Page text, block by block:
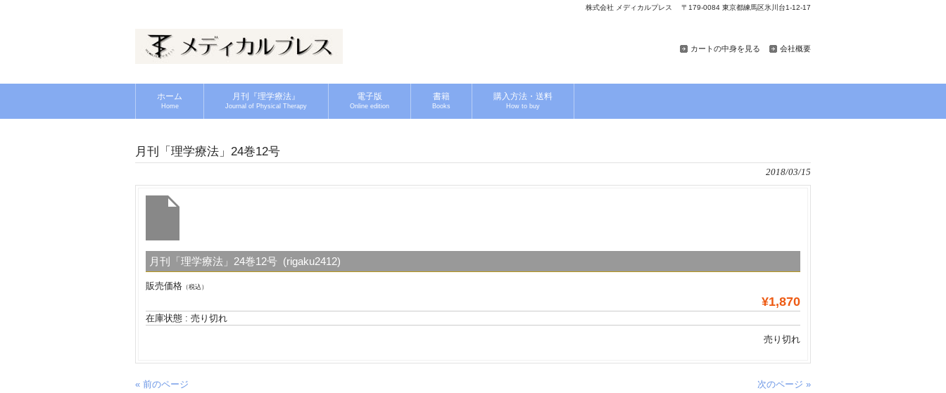
株式会社 メディカルプレス 〒179-0084 東京都練馬区氷川台1-12-17
カートの中身を見る 会社概要
ホーム
Home
月刊『理学療法』
Journal of Physical Therapy
電子版
Online edition
書籍
Books
購入方法・送料
How to buy
月刊「理学療法」24巻12号
2018/03/15
月刊「理学療法」24巻12号 (rigaku2412)
販売価格 （税込）
¥1,870
在庫状態 : 売り切れ
売り切れ
« 前のページ 次のページ »